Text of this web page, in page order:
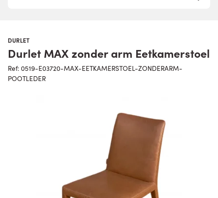
DURLET
Durlet MAX zonder arm Eetkamerstoel
Ref: 0519-E03720-MAX-EETKAMERSTOEL-ZONDERARM-
POOTLEDER